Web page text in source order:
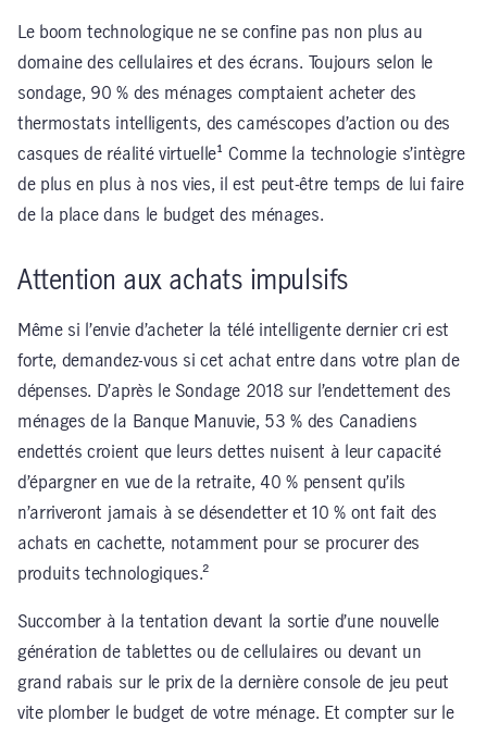
Le boom technologique ne se confine pas non plus au
domaine des cellulaires et des écrans. Toujours selon le
sondage, 90 % des ménages comptaient acheter des
thermostats intelligents, des caméscopes d’action ou des
casques de réalité virtuelle¹ Comme la technologie s’intègre
de plus en plus à nos vies, il est peut-être temps de lui faire
de la place dans le budget des ménages.
Attention aux achats impulsifs
Même si l’envie d’acheter la télé intelligente dernier cri est
forte, demandez-vous si cet achat entre dans votre plan de
dépenses. D’après le Sondage 2018 sur l’endettement des
ménages de la Banque Manuvie, 53 % des Canadiens
endettés croient que leurs dettes nuisent à leur capacité
d’épargner en vue de la retraite, 40 % pensent qu’ils
n’arriveront jamais à se désendetter et 10 % ont fait des
achats en cachette, notamment pour se procurer des
produits technologiques.²
Succomber à la tentation devant la sortie d’une nouvelle
génération de tablettes ou de cellulaires ou devant un
grand rabais sur le prix de la dernière console de jeu peut
vite plomber le budget de votre ménage. Et compter sur le